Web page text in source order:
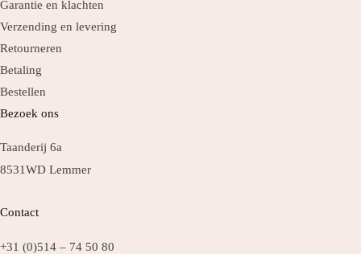
Garantie en klachten
Verzending en levering
Retourneren
Betaling
Bestellen
Bezoek ons
Taanderij 6a
8531WD Lemmer
Contact
+31 (0)514 – 74 50 80